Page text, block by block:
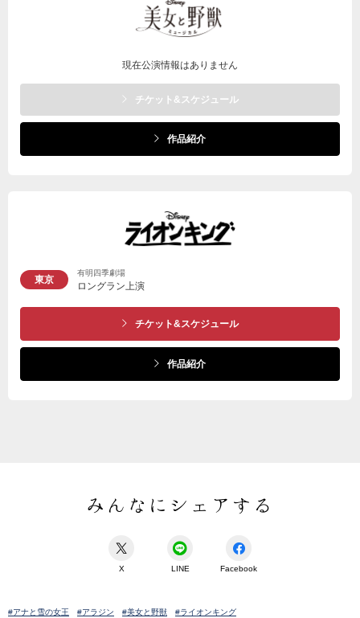
現在公演情報はありません
チケット&スケジュール
作品紹介
東京
有明四季劇場
ロングラン上演
チケット&スケジュール
作品紹介
みんなにシェアする
X LINE Facebook
#アナと雪の女王 #アラジン #美女と野獣 #ライオンキング